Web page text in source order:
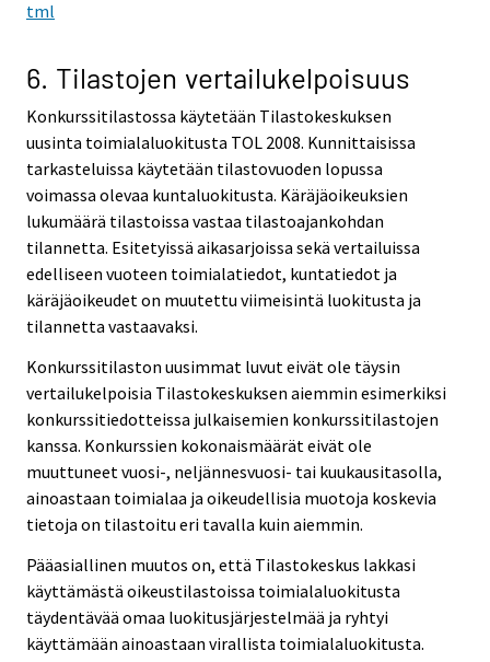
tml
6. Tilastojen vertailukelpoisuus
Konkurssitilastossa käytetään Tilastokeskuksen
uusinta toimialaluokitusta TOL 2008. Kunnittaisissa
tarkasteluissa käytetään tilastovuoden lopussa
voimassa olevaa kuntaluokitusta. Käräjäoikeuksien
lukumäärä tilastoissa vastaa tilastoajankohdan
tilannetta. Esitetyissä aikasarjoissa sekä vertailuissa
edelliseen vuoteen toimialatiedot, kuntatiedot ja
käräjäoikeudet on muutettu viimeisintä luokitusta ja
tilannetta vastaavaksi.
Konkurssitilaston uusimmat luvut eivät ole täysin
vertailukelpoisia Tilastokeskuksen aiemmin esimerkiksi
konkurssitiedotteissa julkaisemien konkurssitilastojen
kanssa. Konkurssien kokonaismäärät eivät ole
muuttuneet vuosi-, neljännesvuosi- tai kuukausitasolla,
ainoastaan toimialaa ja oikeudellisia muotoja koskevia
tietoja on tilastoitu eri tavalla kuin aiemmin.
Pääasiallinen muutos on, että Tilastokeskus lakkasi
käyttämästä oikeustilastoissa toimialaluokitusta
täydentävää omaa luokitusjärjestelmää ja ryhtyi
käyttämään ainoastaan virallista toimialaluokitusta.